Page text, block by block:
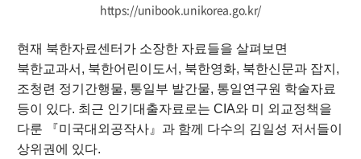
https://unibook.unikorea.go.kr/
현재 북한자료센터가 소장한 자료들을 살펴보면
북한교과서, 북한어린이도서, 북한영화, 북한신문과 잡지,
조청련 정기간행물, 통일부 발간물, 통일연구원 학술자료
등이 있다. 최근 인기대출자료로는 CIA와 미 외교정책을
다룬 『미국대외공작사』과 함께 다수의 김일성 저서들이
상위권에 있다.